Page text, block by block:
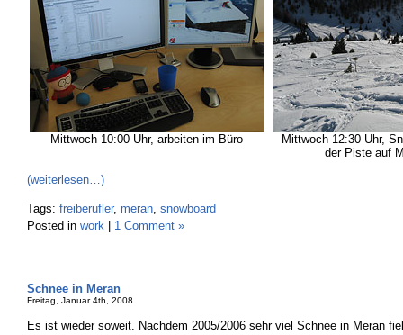
Mittwoch 10:00 Uhr, arbeiten im Büro
Mittwoch 12:30 Uhr,
der Piste auf
(weiterlesen…)
Tags: freiberufler, meran, snowboard
Posted in work 1 Comment »
Schnee in Meran
Freitag, Januar 4th, 2008
Es ist wieder soweit. Nachdem 2005/2006 sehr viel Schnee in Meran